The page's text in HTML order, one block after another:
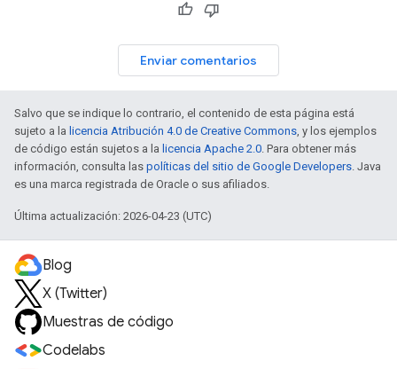
Enviar comentarios
Salvo que se indique lo contrario, el contenido de esta página está
sujeto a la licencia Atribución 4.0 de Creative Commons, y los ejemplos
de código están sujetos a la licencia Apache 2.0. Para obtener más
información, consulta las políticas del sitio de Google Developers. Java
es una marca registrada de Oracle o sus afiliados.
Última actualización: 2026-04-23 (UTC)
Blog
X (Twitter)
Muestras de código
Codelabs